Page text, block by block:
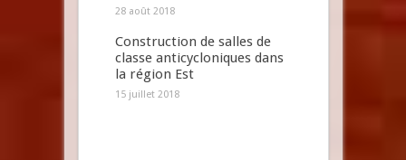
28 août 2018
Construction de salles de
classe anticycloniques dans
la région Est
15 juillet 2018